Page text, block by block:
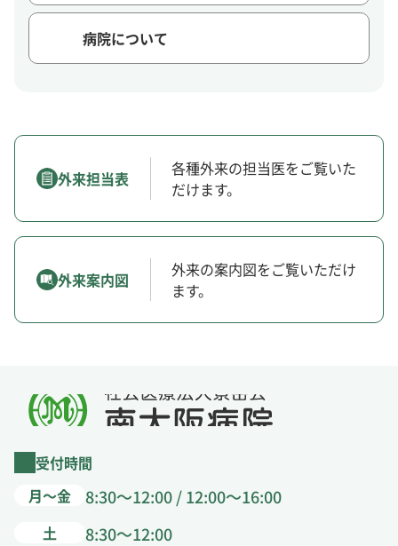
病院について
外来担当表
各種外来の担当医をご覧いた
だけます。
外来案内図
外来の案内図をご覧いただけ
ます。
受付時間
月～金
8:30～12:00 / 12:00～16:00
土 8:30～12:00